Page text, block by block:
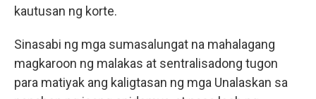
kautusan ng korte.
Sinasabi ng mga sumasalungat na mahalagang
magkaroon ng malakas at sentralisadong tugon
para matiyak ang kaligtasan ng mga Unalaskan sa